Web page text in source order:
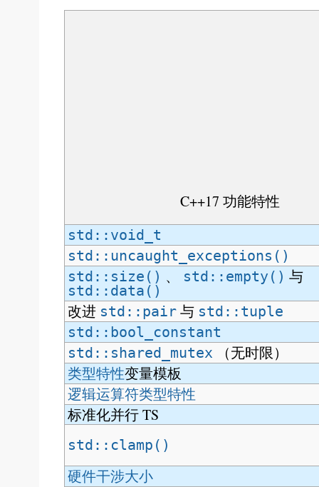
C++17 功能特性
std::void_t
std::uncaught_exceptions()
std::size() 、 std::empty() 与
std::data()
改进 std::pair 与 std::tuple
std::bool_constant
std::shared_mutex
（无时限）
类型特性变量模板
逻辑运算符类型特性
标准化并行 TS
std::clamp()
硬件干涉大小